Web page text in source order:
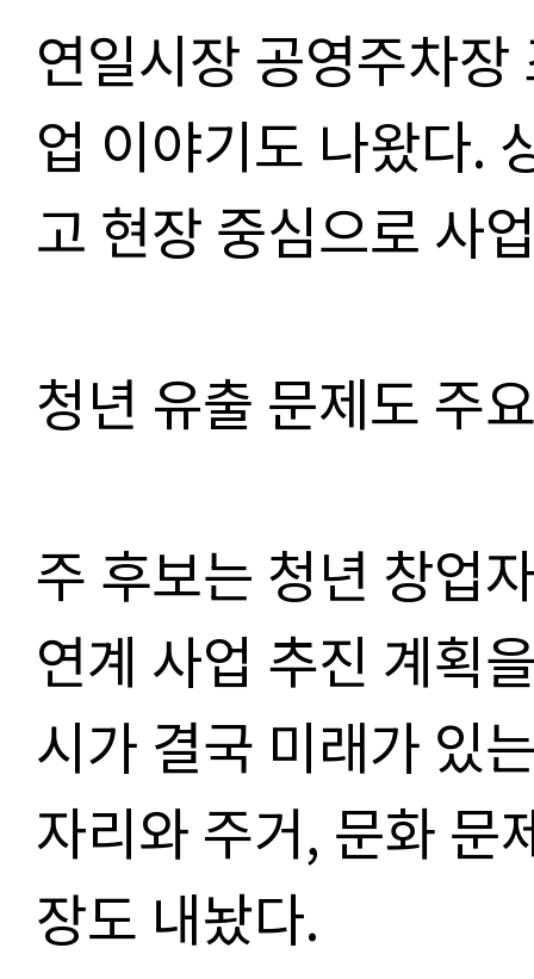
연일시장 공영주차
업 이야기도 나왔다.
고 현장 중심으로 사
청년 유출 문제도 주
주 후보는 청년 창업
연계 사업 추진 계획
시가 결국 미래가 있
자리와 주거, 문화 문
장도 내놨다.